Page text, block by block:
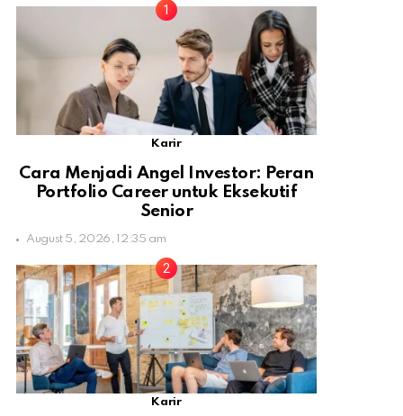
Karir
Cara Menjadi Angel Investor: Peran
Portfolio Career untuk Eksekutif
Senior
August 5, 2026, 12:35 am
Karir